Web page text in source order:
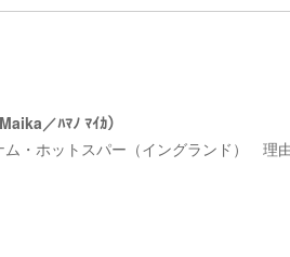
／ﾊﾏﾉ ﾏｲｶ）
・ホットスパー（イングランド） 理